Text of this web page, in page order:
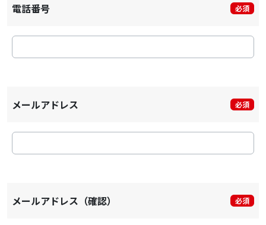
電話番号 必須
メールアドレス 必須
メールアドレス（確認） 必須